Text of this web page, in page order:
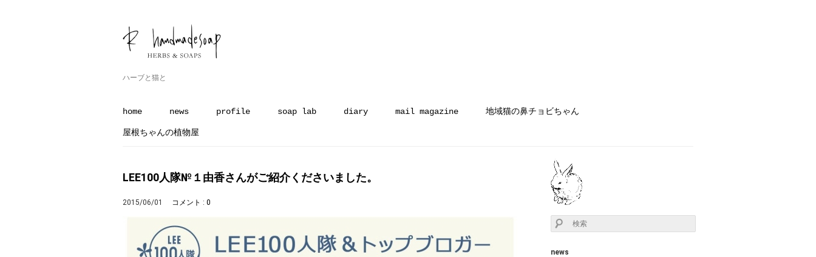
ハーブと猫と
home news profile soap lab diary mail magazine 地域猫の鼻チョビちゃん
屋根ちゃんの植物屋
LEE100人隊№１由香さんがご紹介くださいました。
2015/06/01 コメント : 0
news